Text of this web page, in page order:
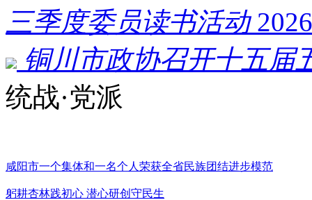
三季度委员读书活动
铜川市政协召开十五届
统战·党派
咸阳市一个集体和一名个人荣获全省民族团结进步模范
躬耕杏林践初心 潜心研创守民生